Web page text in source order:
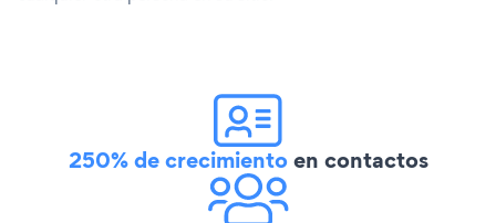
250% de crecimientoen contactos